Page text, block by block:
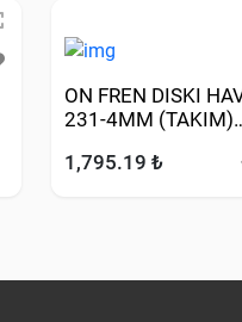
ON FREN DISKI
231-4MM (TAKIM)
SWIFT 89>01)
1,795.19 ₺